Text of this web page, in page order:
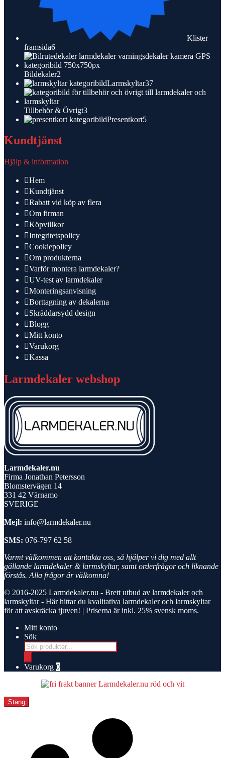
Klister
framsida66
produkter
Bildekaler2
produkter
Larmskyltar3737
produkter
Tillbehör & Övrigt33
produkterPresentkort55
Kundtjänst
Hjälp & information
Hem
Kundtjänst
Rabatt vid köp av flera
Om firman
Köpvillkor
Integritetspolicy
Cookiepolicy
Om produkterna
Varför montera larmdekaler?
UV-test av larmdekaler
Monteringsanvisning
Borttagning av dekalerna
Skräddarsydd design
Blogg
Mitt konto
Varukorg
Kassa
Larmdekaler webshop
Larmdekaler.nu
Firma Jonathan Petersson
Blomstervägen 14
331 42 Värnamo
SVERIGE
Mejl: info@larmdekaler.nu
SMS: 076-797 62 58
Varmt välkommen att kontakta oss, så hjälper vi dig med allt
gällande larmdekaler & larmskyltar, samt orderfrågor och liknande
förstås. Alla frågor är välkomna!
© 2016-2025 Larmdekaler.nu - Brett utbud av larmdekaler och
larmskyltar- Här hittar du kvalitativa larmdekaler och larmskyltar
för att avskräcka tjuven! | Priserna är inkl. 25% svensk moms.
Mitt konto
Sök
Products
search
Varukorg 0
Stäng